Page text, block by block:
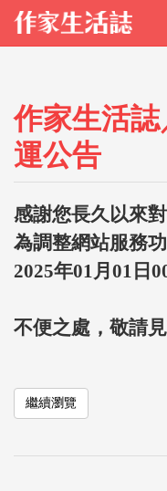
作家生活
運公告
感謝您長久以來
為調整網站服務
2025年01月01日
不便之處，敬請見
繼續瀏覽